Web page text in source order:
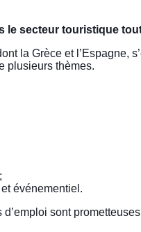
le secteur touristique
la Grèce et
plusieurs thèmes.
événementiel.
sont